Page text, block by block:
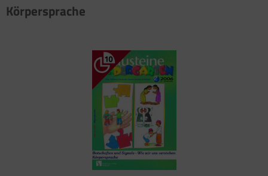
Körpersprache